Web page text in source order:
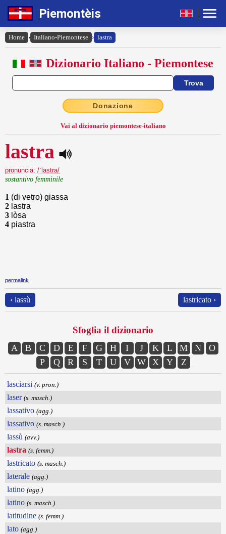
Piemontèis
Home › Italiano-Piemontese › lastra
Dizionario Italiano - Piemontese
Donazione
Vai al dizionario piemontese-italiano
lastra
pronuncia: /ˈlastra/
sostantivo femminile
1 (di vetro) giassa
2 lastra
3 lòsa
4 piastra
permalink
‹ lassù lastricato ›
Sfoglia il dizionario
A B C D E F G H I J K L M N
O
P
Q R S T U V W X Y Z
lasciarsi (v. pron.)
laser (s. masch.)
lassativo (agg.)
lassativo (s. masch.)
lassù (avv.)
lastra (s. femm.)
lastricato (s. masch.)
laterale (agg.)
latino (agg.)
latino (s. masch.)
latitudine (s. femm.)
lato (agg.)